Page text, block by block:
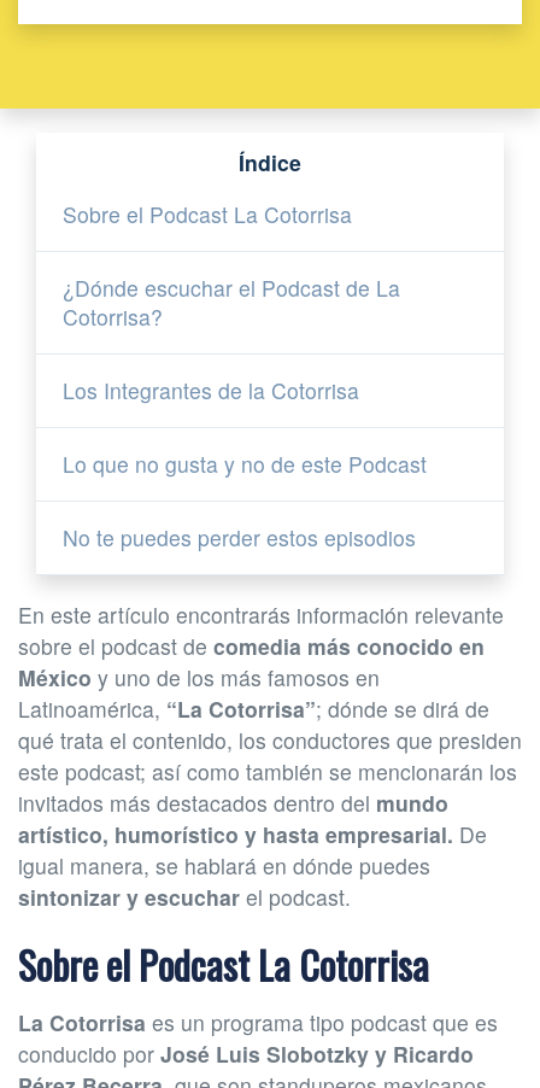
Índice
Sobre el Podcast La Cotorrisa
¿Dónde escuchar el Podcast de La
Cotorrisa?
Los Integrantes de la Cotorrisa
Lo que no gusta y no de este Podcast
No te puedes perder estos episodios
En este artículo encontrarás información relevante
sobre el podcast de comedia más conocido en
México y uno de los más famosos en
Latinoamérica, “La Cotorrisa”; dónde se dirá de
qué trata el contenido, los conductores que presiden
este podcast; así como también se mencionarán los
invitados más destacados dentro del mundo
artístico, humorístico y hasta empresarial. De
igual manera, se hablará en dónde puedes
sintonizar y escuchar el podcast.
Sobre el Podcast La Cotorrisa
La Cotorrisa es un programa tipo podcast que es
conducido por José Luis Slobotzky y Ricardo